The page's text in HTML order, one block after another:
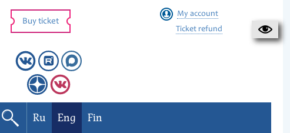
Buy ticket
My account
Ticket refund
Ru Eng Fin